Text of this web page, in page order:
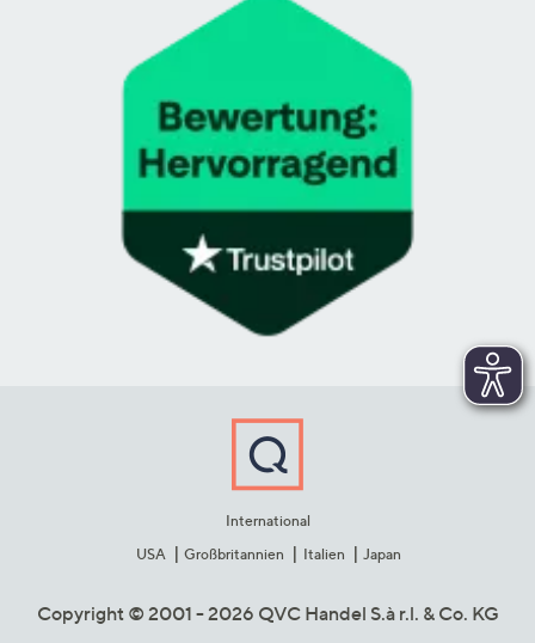
International
USA
Großbritannien Italien Japan
Copyright © 2001 - 2026 QVC Handel S.à r.l. & Co. KG